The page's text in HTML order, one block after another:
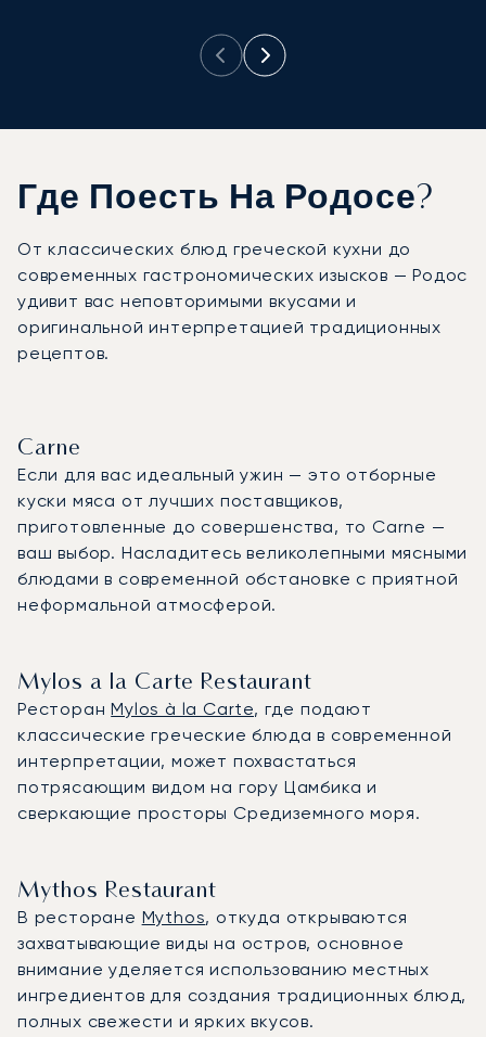
Где Поесть На Родосе?
От классических блюд греческой кухни до
современных гастрономических изысков — Родос
удивит вас неповторимыми вкусами и
оригинальной интерпретацией традиционных
рецептов.
Carne
Если для вас идеальный ужин — это отборные
куски мяса от лучших поставщиков,
приготовленные до совершенства, то Carne —
ваш выбор. Насладитесь великолепными мясными
блюдами в современной обстановке с приятной
неформальной атмосферой.
Mylos a la Carte Restaurant
РесторанMylos à la Carte, где подают
классические греческие блюда в современной
интерпретации, может похвастаться
потрясающим видом на гору Цамбика и
сверкающие просторы Средиземного моря.
Mythos Restaurant
В ресторане Mythos, откуда открываются
захватывающие виды на остров, основное
внимание уделяется использованию местных
ингредиентов для создания традиционных блюд,
полных свежести и ярких вкусов.